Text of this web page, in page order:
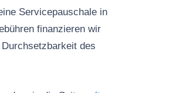
Servicepauschale in
finanzieren wir
des